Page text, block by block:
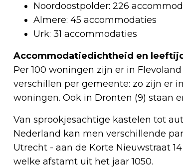
Noordoostpolder: 226
Almere: 45 accommodaties
Urk: 31 accommodaties
Accommodatiedichtheid en leeftijd
Per 100 woningen zijn er in
verschillen per gemeente: zo zijn er
woningen. Ook in Dronten (9) staan
Van sprookjesachtige kastelen tot
Nederland kan men verschillende
Utrecht - aan de Korte Nieuwstraat
welke afstamt uit het jaar 1050.